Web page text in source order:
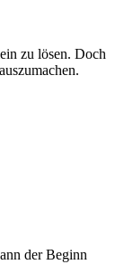
zu lösen. Doch
der Beginn